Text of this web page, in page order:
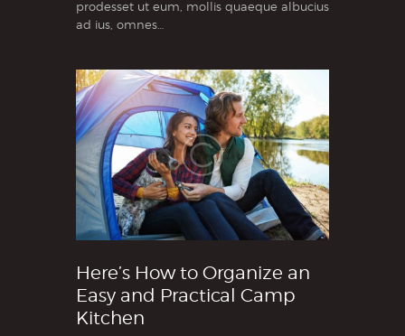
prodesset ut eum, mollis quaeque albucius
ad ius, omnes…
Here’s How to Organize an
Easy and Practical Camp
Kitchen